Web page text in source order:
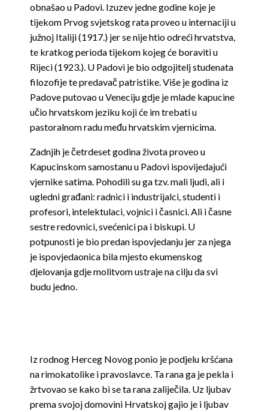
obnašao u Padovi. Izuzev jedne godine koje je
tijekom Prvog svjetskog rata proveo u internaciji u
južnoj Italiji (1917.) jer se nije htio odreći hrvatstva,
te kratkog perioda tijekom kojeg će boraviti u
Rijeci (1923.). U Padovi je bio odgojitelj studenata
filozofije te predavač patristike. Više je godina iz
Padove putovao u Veneciju gdje je mlade kapucine
učio hrvatskom jeziku koji će im trebati u
pastoralnom radu među hrvatskim vjernicima.
Zadnjih je četrdeset godina života proveo u
Kapucinskom samostanu u Padovi ispovijedajući
vjernike satima. Pohodili su ga tzv. mali ljudi, ali i
ugledni građani: radnici i industrijalci, studenti i
profesori, intelektulaci, vojnici i časnici. Ali i časne
sestre redovnici, svećenici pa i biskupi. U
potpunosti je bio predan ispovjedanju jer za njega
je ispovjedaonica bila mjesto ekumenskog
djelovanja gdje molitvom ustraje na cilju da svi
budu jedno.
Iz rodnog Herceg Novog ponio je podjelu kršćana
na rimokatolike i pravoslavce. Ta rana ga je pekla i
žrtvovao se kako bi se ta rana zaliječila. Uz ljubav
prema svojoj domovini Hrvatskoj gajio je i ljubav